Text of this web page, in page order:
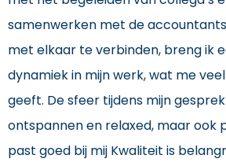
samenwerken met de
met elkaar te verbinden, breng ik
dynamiek in mijn werk, wat me
geeft. De sfeer tijdens mijn
ontspannen en relaxed, maar ook
past goed bij mij Kwaliteit is